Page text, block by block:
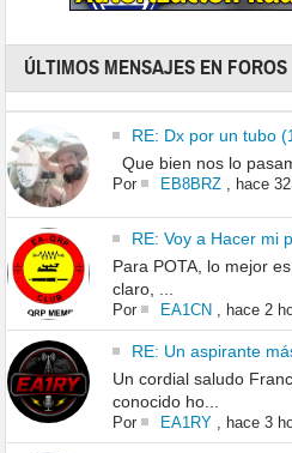
ÚLTIMOS MENSAJES EN FOROS
RE: Dx por un tubo
Que bien nos lo
Por EB8BRZ, hace
RE: Voy a Hacer mi
Para POTA, lo mejor
claro, ...
Por EA1CN, hace 2
RE: Un aspirante
Un cordial saludo
conocido ho...
Por EA1RY, hace 3